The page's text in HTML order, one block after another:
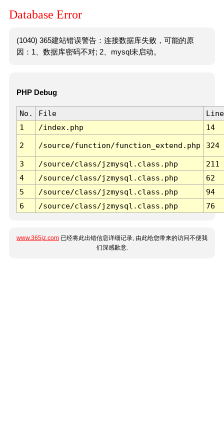
Database Error
(1040) 365建站错误警告：连接数据库失败，可能的原
因：1、数据库密码不对; 2、mysql未启动。
PHP Debug
No. File
Line
1
/index.php 14
2 /source/function/function_extend.php 324
3 /source/class/jzmysql.class.php
211
4
/source/class/jzmysql.class.php
62
5
/source/class/jzmysql.class.php
94
6
/source/class/jzmysql.class.php 76
www.365jz.com 已经将此出错信息详细记录, 由此给您带来的访问不便我
们深感歉意.